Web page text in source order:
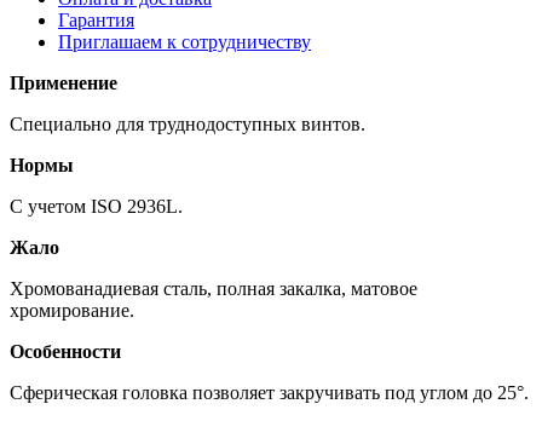
Гарантия
Приглашаем к сотрудничеству
Применение
Специально для труднодоступных винтов.
Нормы
С учетом ISO 2936L.
Жало
Хромованадиевая сталь, полная закалка, матовое
хромирование.
Особенности
Сферическая головка позволяет закручивать под углом до 25°.